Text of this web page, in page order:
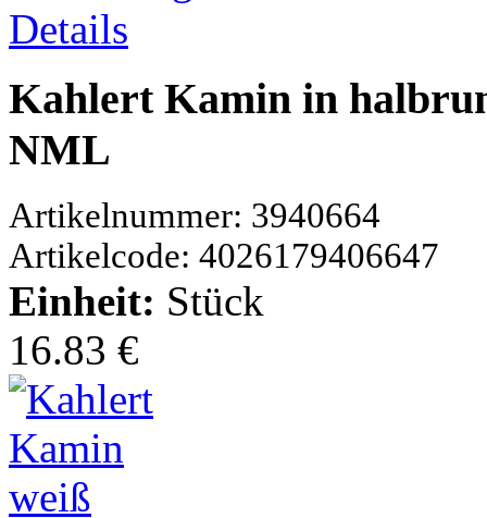
Details
Kahlert Kamin in
NML
Artikelnummer: 3940664
Artikelcode: 4026179406647
Einheit: Stück
16.83 €